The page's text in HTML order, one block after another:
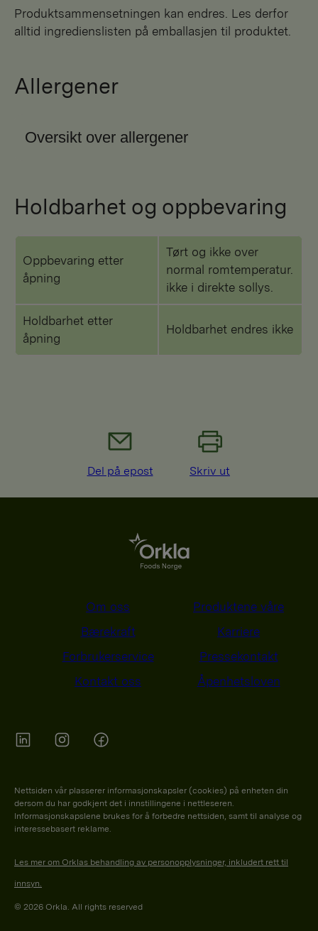
Produktsammensetningen kan endres. Les derfor
alltid ingredienslisten på emballasjen til produktet.
Allergener
Oversikt over allergener
Holdbarhet og oppbevaring
Oppbevaring etter
åpning
Tørt og ikke over
normal romtemperatur.
ikke i direkte sollys.
Holdbarhet etter
åpning
Holdbarhet endres ikke
Del på epost Skriv ut
Om oss
Produktene våre
Bærekraft
Karriere
Forbrukerservice
Pressekontakt
Kontakt oss
Åpenhetsloven
Nettsiden vår plasserer informasjonskapsler (cookies) på enheten din
dersom du har godkjent det i innstillingene i nettleseren.
Informasjonskapslene brukes for å forbedre nettsiden, samt til analyse og
interessebasert reklame.
Les mer om Orklas behandling av personopplysninger, inkludert rett til
innsyn.
© 2026 Orkla. All rights reserved